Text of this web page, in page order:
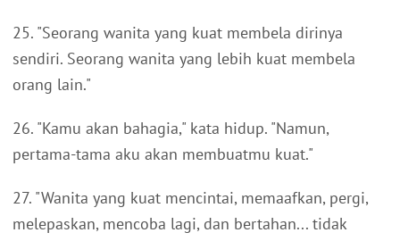
25. "Seorang wanita yang kuat membela dirinya
sendiri. Seorang wanita yang lebih kuat membela
orang lain."
26. "Kamu akan bahagia," kata hidup. "Namun,
pertama-tama aku akan membuatmu kuat."
27. "Wanita yang kuat mencintai, memaafkan, pergi,
melepaskan, mencoba lagi, dan bertahan... tidak